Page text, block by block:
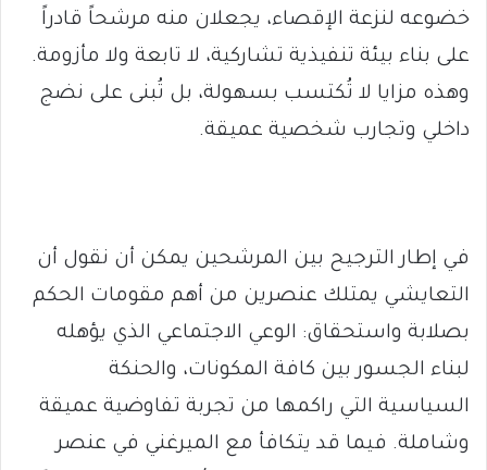
خضوعه لنزعة الإقصاء، يجعلان منه مرشحاً قادراً
على بناء بيئة تنفيذية تشاركية، لا تابعة ولا مأزومة.
وهذه مزايا لا تُكتسب بسهولة، بل تُبنى على نضج
داخلي وتجارب شخصية عميقة.
في إطار الترجيح بين المرشحين يمكن أن نقول أن
التعايشي يمتلك عنصرين من أهم مقومات الحكم
بصلابة واستحقاق: الوعي الاجتماعي الذي يؤهله
لبناء الجسور بين كافة المكونات، والحنكة
السياسية التي راكمها من تجربة تفاوضية عميقة
وشاملة. فيما قد يتكافأ مع الميرغني في عنصر